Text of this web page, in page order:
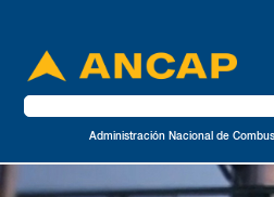
Administración Nacional de